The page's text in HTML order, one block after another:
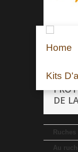
Kits
DE
Ruches
Au